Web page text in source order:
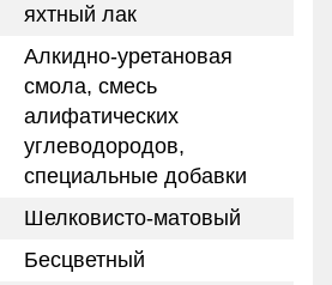
яхтный лак
Алкидно-уретановая
смола, смесь
алифатических
углеводородов,
специальные добавки
Шелковисто-матовый
Бесцветный